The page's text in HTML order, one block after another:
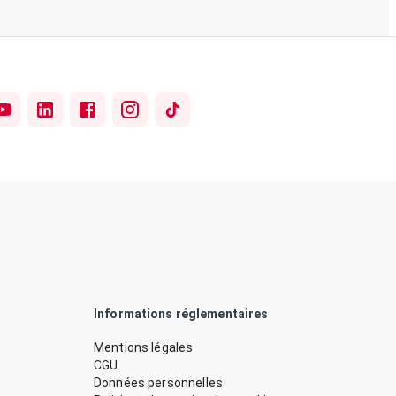
Informations réglementaires
Mentions légales
CGU
Données personnelles